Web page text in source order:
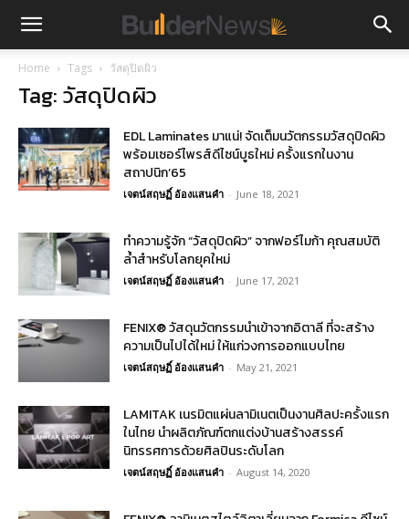
Home Tags วัสดุปิดผิว
Tag: วัสดุปิดผิว
EDL Laminates มาแน่! จัดเต็มนวัตกรรมวัสดุปิดผิว
พร้อมเซอร์ไพรส์ดีไซน์บูธใหม่ ครั้งแรกในงาน
สถาปนิก’65
เจตน์สฤษฏิ์ อ้องแสนคำ - June 18, 2021
ทำความรู้จัก “วัสดุปิดผิว” จากฟอร์ไมก้า คุณสมบัติ
ล้ำสำหรับโลกยุคใหม่
เจตน์สฤษฏิ์ อ้องแสนคำ - June 17, 2021
FENIX® วัสดุนวัตกรรมนำเข้าจากอิตาลี ที่จะสร้าง
ความเป็นไปได้ใหม่ ให้แก่วงการออกแบบไทย
เจตน์สฤษฏิ์ อ้องแสนคำ - May 21, 2021
LAMITAK เนรมิตแผ่นลามิเนตเป็นงานศิลปะครั้งแรก
ในไทย นำผลิตภัณฑ์ตกแต่งบ้านสร้างสรรค์
นิทรรศการด้วยศิลปินระดับโลก
เจตน์สฤษฏิ์ อ้องแสนคำ - August 14, 2020